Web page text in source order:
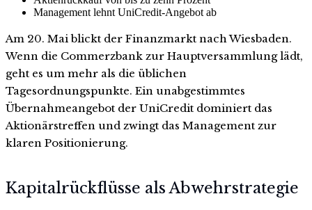
Management lehnt UniCredit-Angebot ab
Am 20. Mai blickt der Finanzmarkt nach Wiesbaden.
Wenn die Commerzbank zur Hauptversammlung lädt,
geht es um mehr als die üblichen
Tagesordnungspunkte. Ein unabgestimmtes
Übernahmeangebot der UniCredit dominiert das
Aktionärstreffen und zwingt das Management zur
klaren Positionierung.
Kapitalrückflüsse als Abwehrstrategie